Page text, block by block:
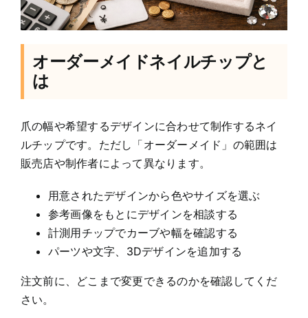
オーダーメイドネイルチップと
は
爪の幅や希望するデザインに合わせて制作するネイ
ルチップです。ただし「オーダーメイド」の範囲は
販売店や制作者によって異なります。
用意されたデザインから色やサイズを選ぶ
参考画像をもとにデザインを相談する
計測用チップでカーブや幅を確認する
パーツや文字、3Dデザインを追加する
注文前に、どこまで変更できるのかを確認してくだ
さい。